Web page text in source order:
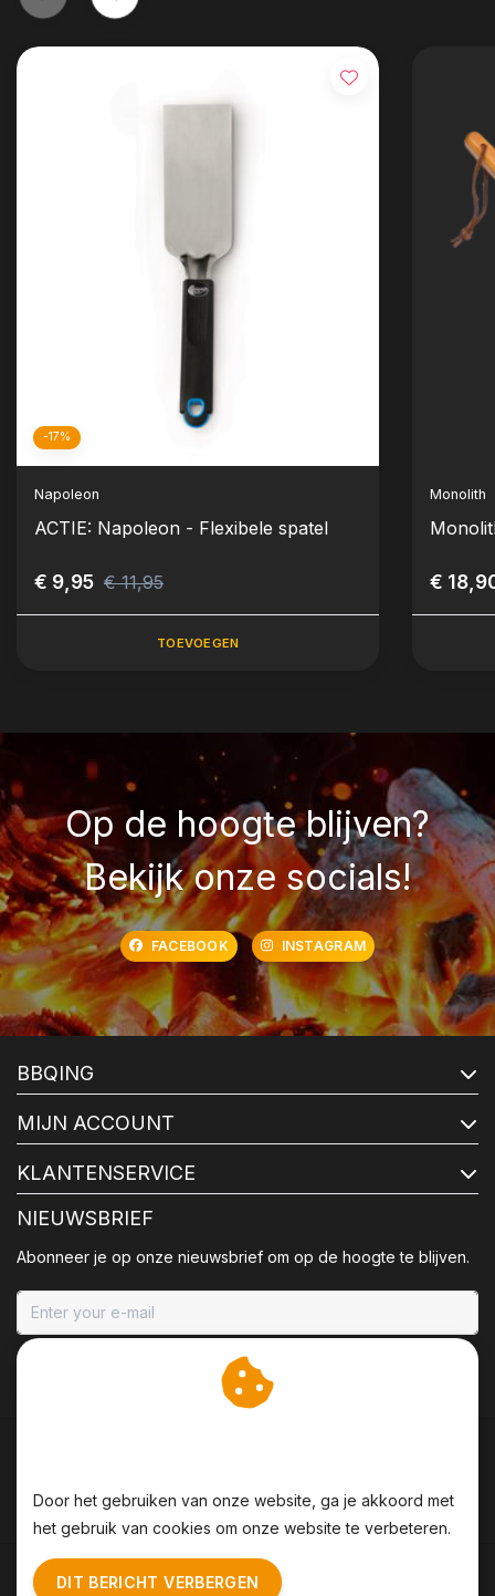
-17%
Napoleon
ACTIE: Napoleon - Flexibele spatel
€ 9,95 € 11,95
TOEVOEGEN
Monolith
€
Op de hoogte blijven?
Bekijk onze socials!
FACEBOOK INSTAGRAM
BBQING
MIJN ACCOUNT
KLANTENSERVICE
NIEUWSBRIEF
Abonneer je op onze nieuwsbrief om op de hoogte te blijven.
Algemene voorwaarden | Disclaimer
Door het gebruiken van onze website, ga je akkoord met
het gebruik van cookies om onze website te verbeteren.
DIT BERICHT VERBERGEN